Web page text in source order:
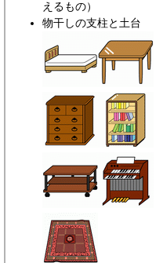
えるもの）
物干しの支柱と土台